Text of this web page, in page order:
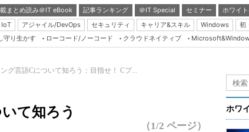
まとめ読み＠IT eBook 記事ランキング ＠IT Special セミナー
ホワイ
IoT アジャイル/DevOps セキュリティ キャリア&スキル Windows
初
Server & Storage
守り生かす ローコード/ノーコード クラウドネイティブ
グ言語Cについて知ろう：目指せ！ Cプ...
て知ろう
（1/2 ページ）
ホワ